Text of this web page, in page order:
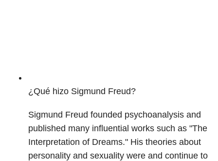
¿Qué hizo Sigmund Freud?
Sigmund Freud founded psychoanalysis and
published many influential works such as "The
Interpretation of Dreams." His theories about
personality and sexuality were and continue to